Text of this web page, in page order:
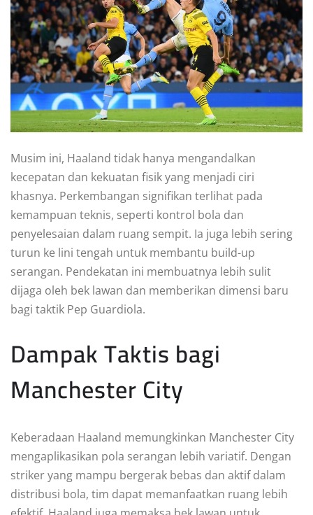
Musim ini, Haaland tidak hanya mengandalkan
kecepatan dan kekuatan fisik yang menjadi ciri
khasnya. Perkembangan signifikan terlihat pada
kemampuan teknis, seperti kontrol bola dan
penyelesaian dalam ruang sempit. Ia juga lebih sering
turun ke lini tengah untuk membantu build-up
serangan. Pendekatan ini membuatnya lebih sulit
dijaga oleh bek lawan dan memberikan dimensi baru
bagi taktik Pep Guardiola.
Dampak Taktis bagi
Manchester City
Keberadaan Haaland memungkinkan Manchester City
mengaplikasikan pola serangan lebih variatif. Dengan
striker yang mampu bergerak bebas dan aktif dalam
distribusi bola, tim dapat memanfaatkan ruang lebih